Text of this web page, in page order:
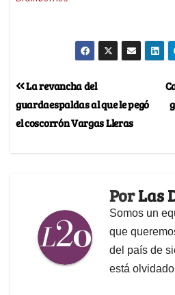
La revancha del
guardaespaldas al que le pegó
el coscorrón Vargas Lleras
PorLas
Somos un
que
del país de
está